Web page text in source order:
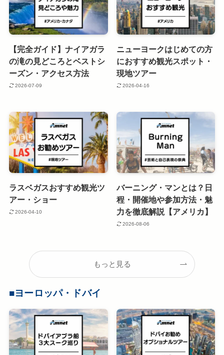
【完全ガイド】ナイアガラ
の滝の見どころとベストシ
ーズン・アクセス方法
2026-07-09
ニューヨークはじめての方
におすすめ観光スポット・
現地ツアー
2026-04-16
ラスベガスおすすめ観光ツ
アー・ショー
2026-04-10
バーニング・マンとは？日
程・開催地や参加方法・魅
力を徹底解説【アメリカ】
2026-08-06
もっと見る
■ヨーロッパ・ドバイ